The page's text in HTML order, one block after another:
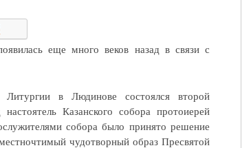
еще много веков назад в связи с
в Людинове состоялся второй
Казанского собора протоиерей
собора было принято решение
чудотворный образ Пресвятой